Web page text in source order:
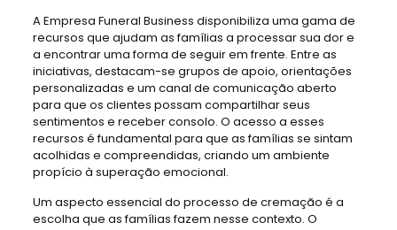
A Empresa Funeral Business disponibiliza uma gama de
recursos que ajudam as famílias a processar sua dor e
a encontrar uma forma de seguir em frente. Entre as
iniciativas, destacam-se grupos de apoio, orientações
personalizadas e um canal de comunicação aberto
para que os clientes possam compartilhar seus
sentimentos e receber consolo. O acesso a esses
recursos é fundamental para que as famílias se sintam
acolhidas e compreendidas, criando um ambiente
propício à superação emocional.
Um aspecto essencial do processo de cremação é a
escolha que as famílias fazem nesse contexto. O